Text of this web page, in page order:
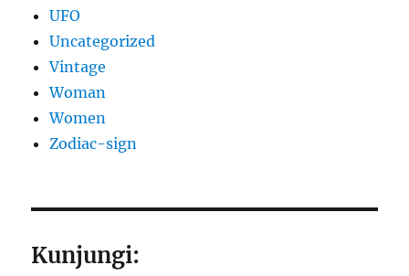
UFO
Uncategorized
Vintage
Woman
Women
Zodiac-sign
Kunjungi: